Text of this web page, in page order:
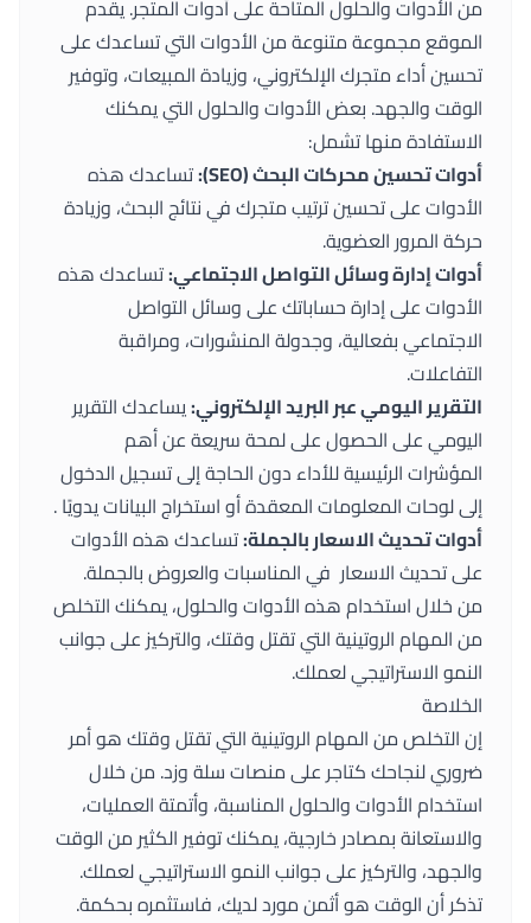
من الأدوات والحلول المتاحة علىأدوات المتجر. يقدم
الموقع مجموعة متنوعة من الأدوات التي تساعدك على
تحسين أداء متجرك الإلكتروني، وزيادة المبيعات، وتوفير
الوقت والجهد. بعض الأدوات والحلول التي يمكنك
الاستفادة منها تشمل:
أدوات تحسين محركات البحث (SEO):
تساعدك هذه
الأدوات على تحسين ترتيب متجرك في نتائج البحث، وزيادة
حركة المرور العضوية.
أدوات إدارة وسائل التواصل الاجتماعي:تساعدك هذه
الأدوات على إدارة حساباتك على وسائل التواصل
الاجتماعي بفعالية، وجدولة المنشورات، ومراقبة
التفاعلات.
التقرير اليومي عبر البريد الإلكتروني:يساعدك التقرير
اليومي على الحصول على لمحة سريعة عن أهم
المؤشرات الرئيسية للأداء دون الحاجة إلى تسجيل الدخول
إلى لوحات المعلومات المعقدة أو استخراج البيانات يدويًا .
أدوات تحديث الاسعار بالجملة:تساعدك هذه الأدوات
على تحديث الاسعار في المناسبات والعروض بالجملة.
من خلال استخدام هذه الأدوات والحلول، يمكنك التخلص
من المهام الروتينية التي تقتل وقتك، والتركيز على جوانب
النمو الاستراتيجي لعملك.
الخلاصة
إن التخلص من المهام الروتينية التي تقتل وقتك هو أمر
ضروري لنجاحك كتاجر على منصات سلة وزد. من خلال
استخدام الأدوات والحلول المناسبة، وأتمتة العمليات،
والاستعانة بمصادر خارجية، يمكنك توفير الكثير من الوقت
والجهد، والتركيز على جوانب النمو الاستراتيجي لعملك.
تذكر أن الوقت هو أثمن مورد لديك، فاستثمره بحكمة.